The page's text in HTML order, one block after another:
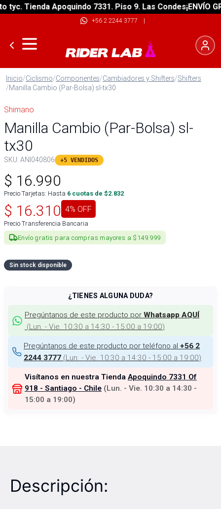
Tienda Apoquindo 7331. Piso 9. Las Condes¡ENVÍO
+56 2 2244 3777 |
Inicio/Ciclismo/Componentes/Cambiadores y Shifters/Shifters
/Manilla Cambio (Par-Bolsa) sl-tx30
Shimano
Manilla Cambio (Par-Bolsa) sl-
tx30
SKU: ANI040806 +5 VENDIDOS
$ 16.990
Precio Tarjetas: Hasta 6 cuotas de $2.832
$ 16.310 4% OFF
Precio Transferencia Bancaria
Envío gratis para compras mayores a $149.999
Sin stock disponible
¿TIENES ALGUNA DUDA?
Pregúntanos de este producto por Whatsapp AQUÍ
(Lun. - Vie. 10:30 a 14:30 - 15:00 a 19:00)
Pregúntanos de este producto por teléfono al +56 2
2244 3777 (Lun. - Vie. 10:30 a 14:30 - 15:00 a 19:00)
Visítanos en nuestra Tienda Apoquindo 7331 Of
918 - Santiago - Chile (Lun. - Vie. 10:30 a 14:30 -
15:00 a 19:00)
Descripción: